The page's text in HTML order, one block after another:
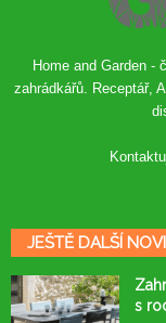
Home and Garden -
zahrádkářů. Receptář,
JEŠTĚ DALŠÍ
s